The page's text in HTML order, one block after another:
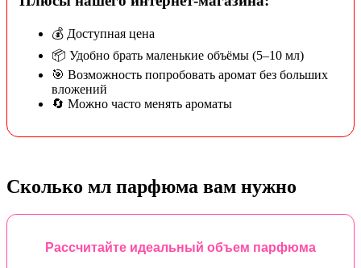
💰 Доступная цена
📦 Удобно брать маленькие объёмы (5–10 мл)
🎯 Возможность попробовать аромат без больших
вложений
🔄 Можно часто менять ароматы
Сколько мл парфюма вам нужно
Рассчитайте идеальный объем парфюма